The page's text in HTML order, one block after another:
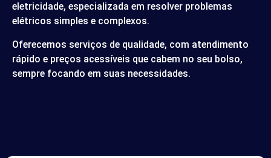
eletricidade, especializada em resolver problemas
elétricos simples e complexos.
Oferecemos serviços de qualidade, com atendimento
rápido e preços acessíveis que cabem no seu bolso,
sempre focando em suas necessidades.